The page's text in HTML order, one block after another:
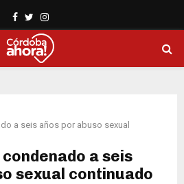
Facebook
TwitterInstagram
a seis años por abuso sexual
a seis
sexual continuado